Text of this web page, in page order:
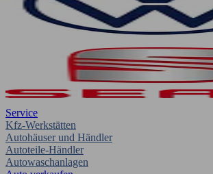
Service
Kfz-Werkstätten
Autohäuser und Händler
Autoteile-Händler
Autowaschanlagen